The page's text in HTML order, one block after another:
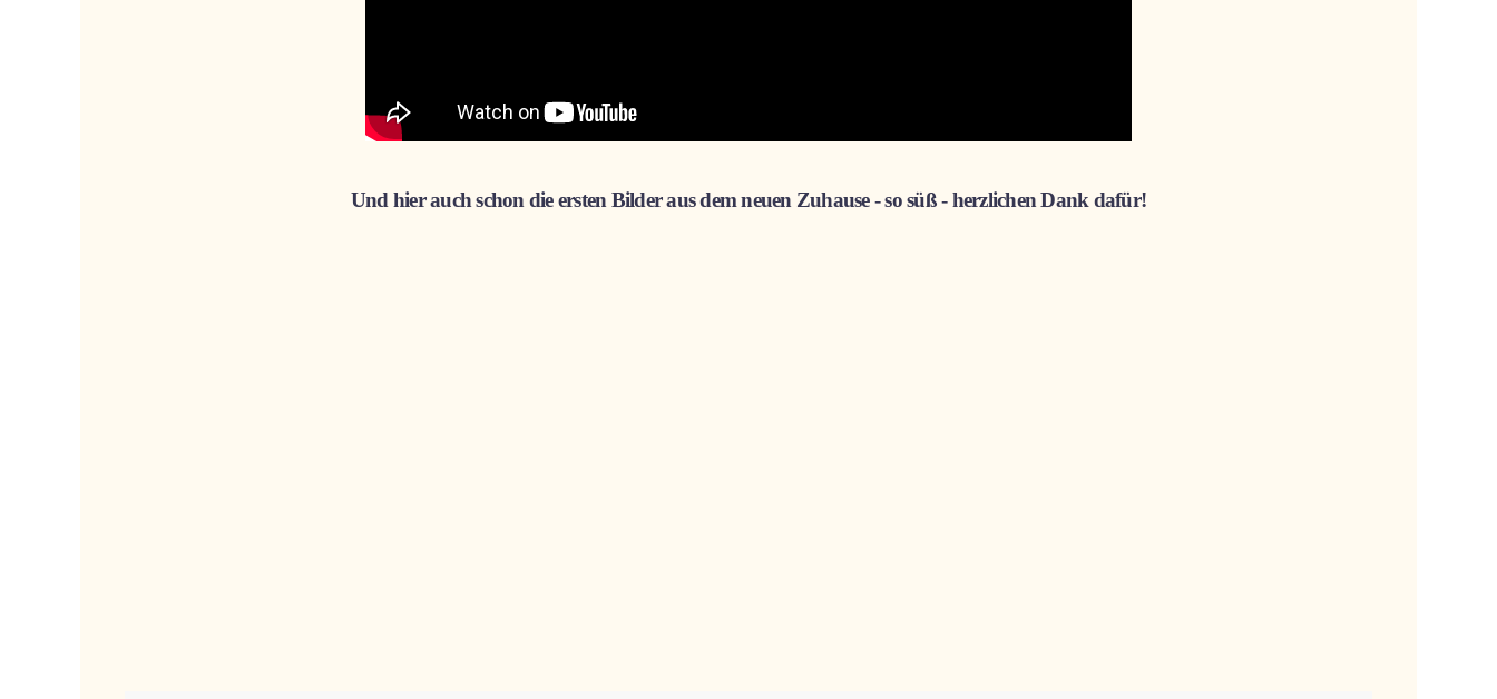
Und hier auch schon die ersten Bilder aus dem neuen Zuhause - so süß - herzlichen Dank dafür!